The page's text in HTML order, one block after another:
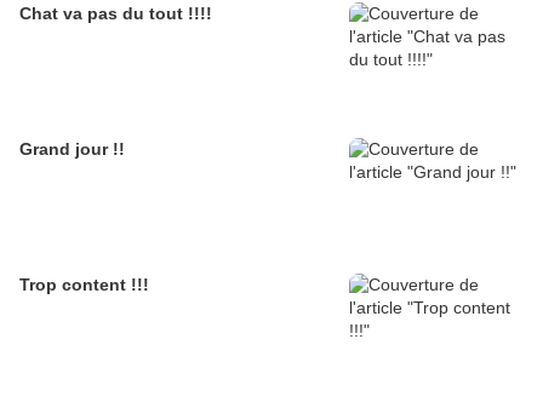
Chat va pas du tout !!!!
Grand jour !!
Trop content !!!